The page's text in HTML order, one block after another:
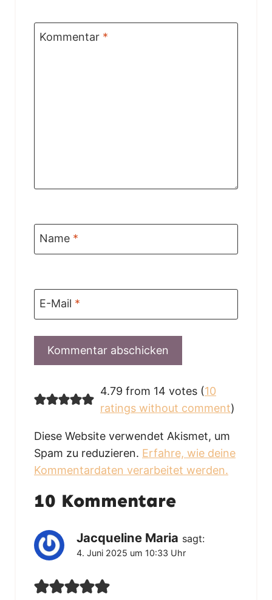
Kommentar *
Name *
E-Mail *
4.79 from 14 votes (10
ratings without comment)
Diese Website verwendet Akismet, um
Spam zu reduzieren. Erfahre, wie deine
Kommentardaten verarbeitet werden.
10 Kommentare
Jacqueline Maria sagt:
4. Juni 2025 um 10:33 Uhr